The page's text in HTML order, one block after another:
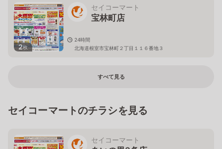
2枚
セイコーマート
宝林町店
24時間
北海道根室市宝林町２丁目１１６番地３
すべて見る
セイコーマートのチラシを見る
セイコーマート